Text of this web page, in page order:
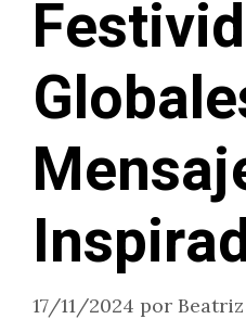
17/11/2024 por